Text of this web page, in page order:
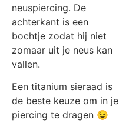
neuspiercing. De
achterkant is een
bochtje zodat hij niet
zomaar uit je neus kan
vallen.
Een titanium sieraad is
de beste keuze om in je
piercing te dragen 😉